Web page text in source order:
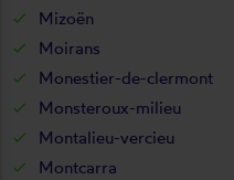
Mizoën
Moirans
Monestier-de-clermont
Monsteroux-milieu
Montalieu-vercieu
Montcarra